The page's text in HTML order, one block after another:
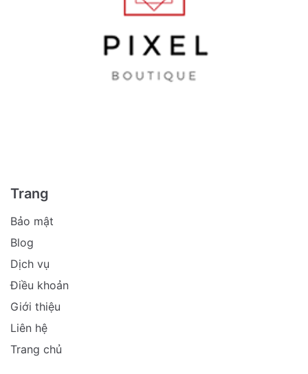
Trang
Bảo mật
Blog
Dịch vụ
Điều khoản
Giới thiệu
Liên hệ
Trang chủ